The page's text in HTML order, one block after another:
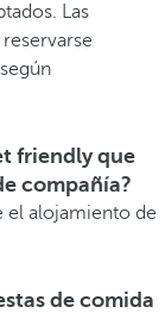
Las
friendly que
compañía?
el alojamiento de
de comida